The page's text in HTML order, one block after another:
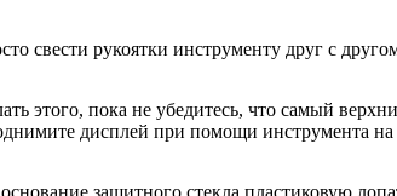
свести рукоятки инструменту друг с
этого, пока не убедитесь, что самый
дисплей при помощи инструмента
защитного стекла пластиковую